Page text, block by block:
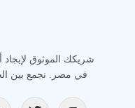
شريكك الموثوق لإيجاد
في مصر. نجمع بين